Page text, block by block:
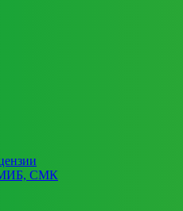
СМК